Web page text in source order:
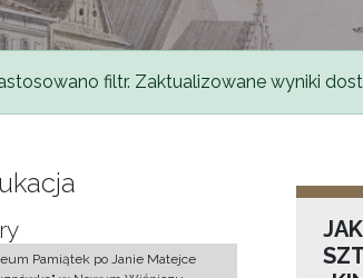
filtr. Zaktualizowane wyniki
Pamiątek po Janie Matejce